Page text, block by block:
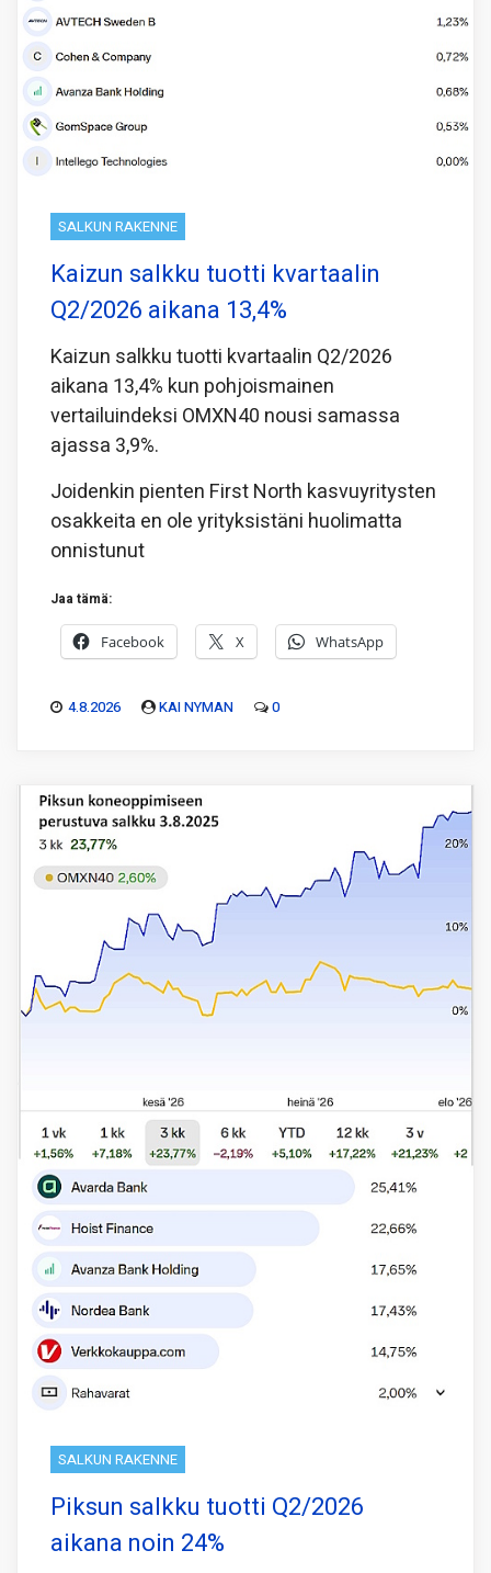
SALKUN RAKENNE
Kaizun salkku tuotti kvartaalin
Q2/2026 aikana 13,4%
Kaizun salkku tuotti kvartaalin Q2/2026
aikana 13,4% kun pohjoismainen
vertailuindeksi OMXN40 nousi samassa
ajassa 3,9%.
Joidenkin pienten First North kasvuyritysten
osakkeita en ole yrityksistäni huolimatta
onnistunut
Jaa tämä:
Facebook X WhatsApp
4.8.2026 KAI NYMAN 0
SALKUN RAKENNE
Piksun salkku tuotti Q2/2026
aikana noin 24%